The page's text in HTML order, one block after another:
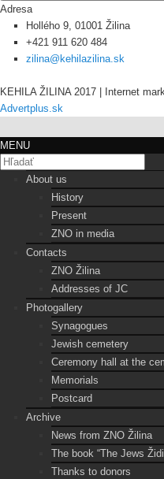
Adresa
Hollého 9, 01001 Žilina
+421 911 620 484
zilina@kehilazilina.sk
KEHILA ŽILINA 2017 | Internet
Advertplus.sk
MENU
About us
History
Present
ZNO in media
Contacts
ZNO Žilina
Addresses of JC
Photogallery
Synagogues
Jewish cemetery
Ceremony hall at the
Memorials
Postcard
Archive
News from ZNO Žilina
The book “The Jews
Thanks to donors